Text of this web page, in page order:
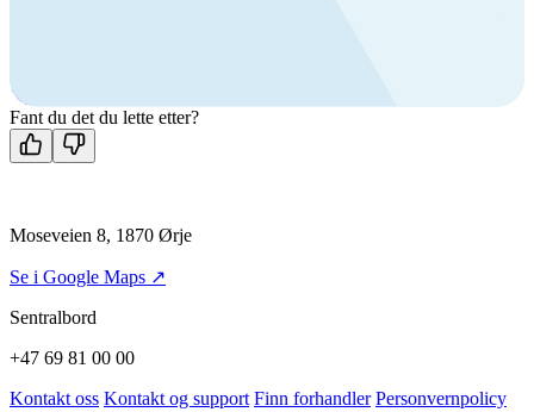
Kontakt oss
Fant du det du lette etter?
Moseveien 8, 1870 Ørje
Se i Google Maps ↗
Sentralbord
+47 69 81 00 00
Kontakt oss Kontakt og support Finn forhandler Personvernpolicy